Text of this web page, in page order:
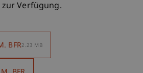
Verfügung.
BFR2.23 MB